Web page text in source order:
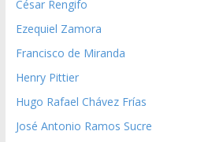
César Rengifo
Ezequiel Zamora
Francisco de Miranda
Henry Pittier
Hugo Rafael Chávez Frías
José Antonio Ramos Sucre